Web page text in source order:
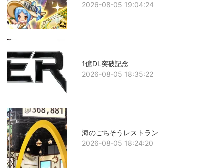
2026-08-05 19:04:24
1億DL突破記念
2026-08-05 18:35:22
海のごちそうレストラン
2026-08-05 18:24:20